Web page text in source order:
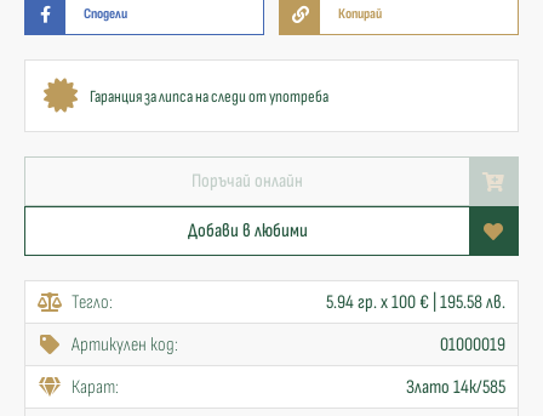
Сподели Копирай
Гаранция за липса на следи от употреба
Поръчай онлайн
Добави в любими
Тегло:
5.94 гр. x 100 € | 195.58 лв.
Артикулен код:
01000019
Карат:
Злато 14к/585